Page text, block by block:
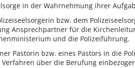
in der Wahrnehmung ihrer
bzw. dem
Ansprechpartner für die
und die Polizeiführung.
Pastorin bzw. eines Pastors in die
über die Berufung